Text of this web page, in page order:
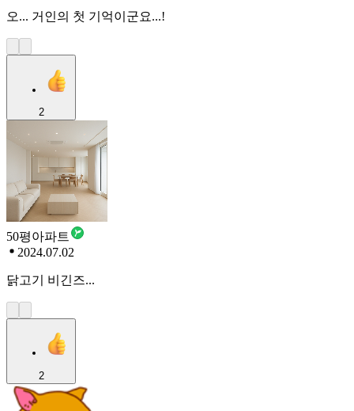
오... 거인의 첫 기억이군요...!
2
50평아파트
2024.07.02
닭고기 비긴즈...
2